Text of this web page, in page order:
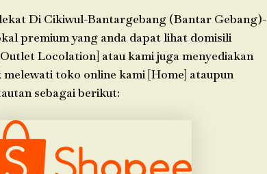
Di Cikiwul-Bantargebang (Bantar Gebang)-
premium yang anda dapat lihat domisili
Locolation] atau kami juga menyediakan
melewati toko online kami [Home] ataupun
sebagai berikut: